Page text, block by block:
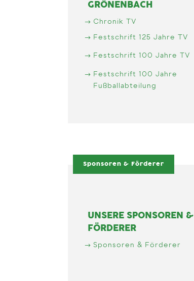
GRÖNENBACH
Chronik TV
Festschrift 125 Jahre TV
Festschrift 100 Jahre TV
Festschrift 100 Jahre
Fußballabteilung
Sponsoren & Förderer
UNSERE SPONSOREN &
FÖRDERER
Sponsoren & Förderer